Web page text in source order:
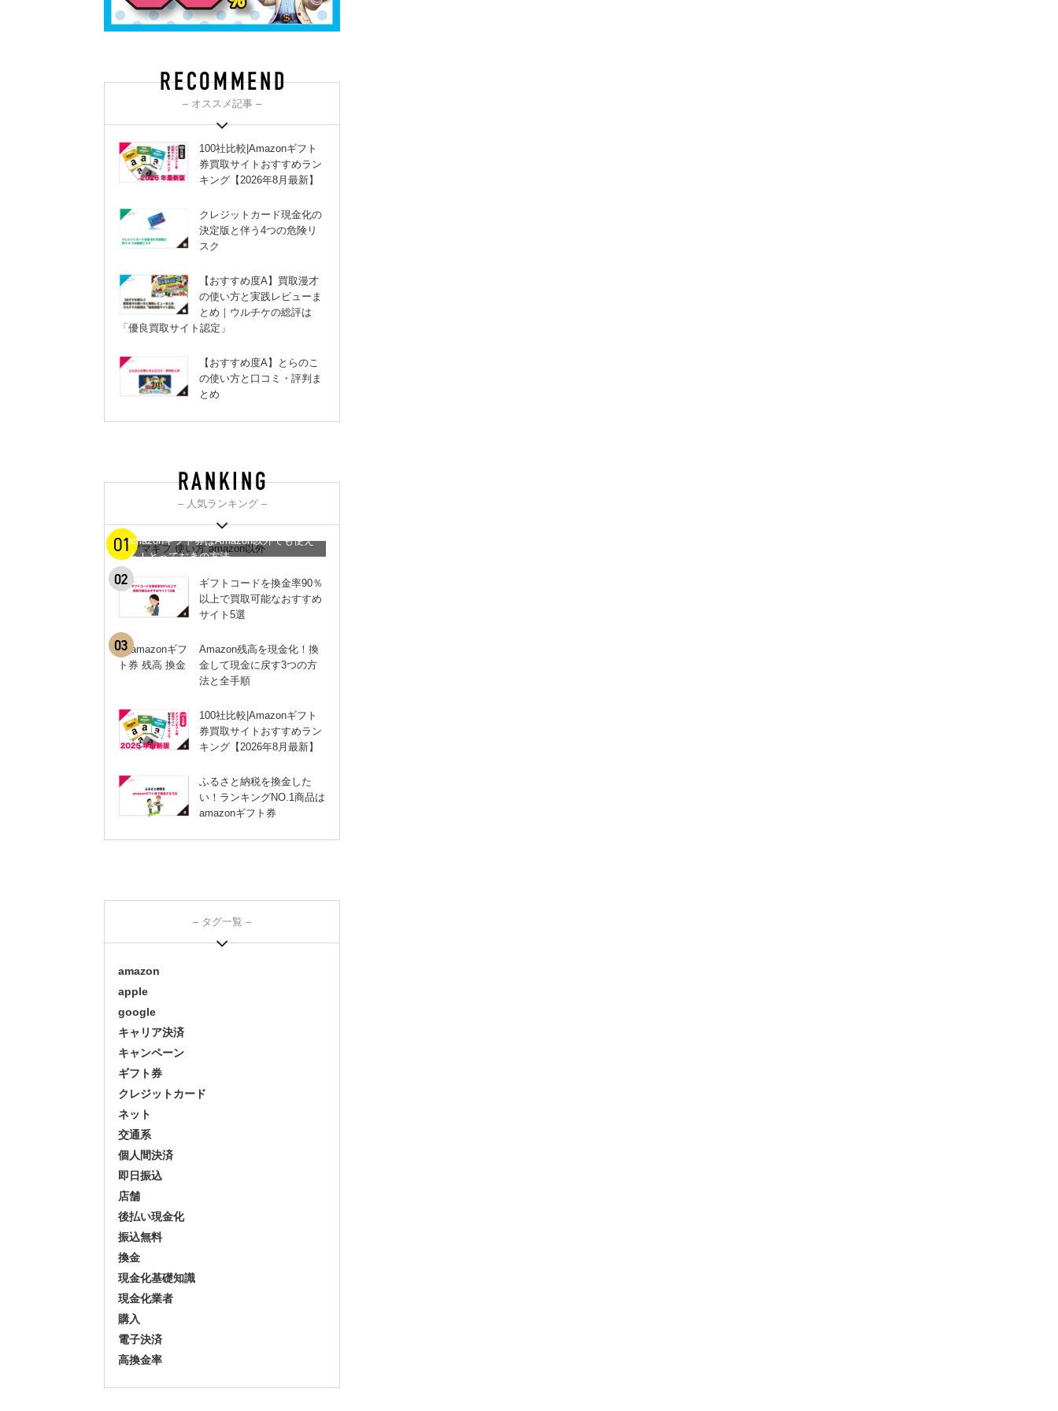
– オススメ記事 –
100社比較|Amazonギフト
券買取サイトおすすめラン
キング【2026年8月最新】
クレジットカード現金化の
決定版と伴う4つの危険リ
スク
【おすすめ度A】買取漫才
の使い方と実践レビューま
とめ｜ウルチケの総評は
「優良買取サイト認定」
【おすすめ度A】とらのこ
の使い方と口コミ・評判ま
とめ
– 人気ランキング –
amazonギフト券はAmazon以外でも使え
る！とっておきの方法
ギフトコードを換金率90％
以上で買取可能なおすすめ
サイト5選
Amazon残高を現金化！換
金して現金に戻す3つの方
法と全手順
100社比較|Amazonギフト
券買取サイトおすすめラン
キング【2026年8月最新】
ふるさと納税を換金した
い！ランキングNO.1商品は
amazonギフト券
– タグ一覧 –
amazon
apple
google
キャリア決済
キャンペーン
ギフト券
クレジットカード
ネット
交通系
個人間決済
即日振込
店舗
後払い現金化
振込無料
換金
現金化基礎知識
現金化業者
購入
電子決済
高換金率